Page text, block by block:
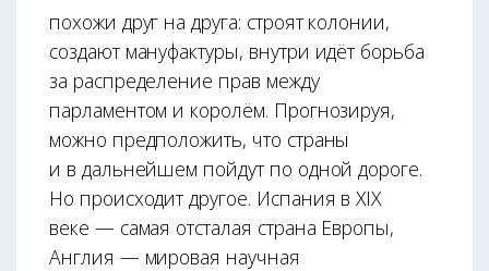
похожи друг на друга: строят колонии,
создают мануфактуры, внутри идёт борьба
за распределение прав между
парламентом и королём. Прогнозируя,
можно предположить, что страны
и в дальнейшем пойдут по одной дороге.
Но происходит другое. Испания в XIX
веке — самая отсталая страна Европы,
Англия — мировая научная